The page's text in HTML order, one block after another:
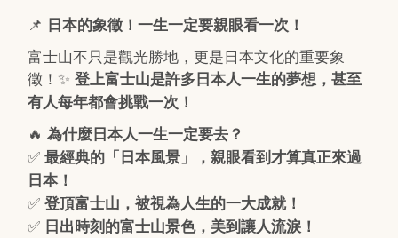
📌 日本的象徵！一生一定要親眼看一次！
富士山不只是觀光勝地，更是日本文化的重要象
徵！✨登上富士山是許多日本人一生的夢想，甚至
有人每年都會挑戰一次！
🔥為什麼日本人一生一定要去？
✅最經典的「日本風景」，親眼看到才算真正來過
日本！
✅登頂富士山，被視為人生的一大成就！
✅ 日出時刻的富士山景色，美到讓人流淚！